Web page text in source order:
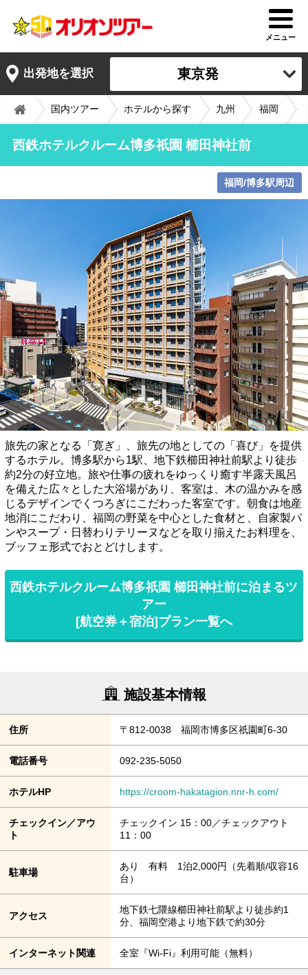
メニュー
出発地を選択 東京発
国内ツアー ホテルから探す 九州 福岡
西鉄ホテルクルーム博多祇園 櫛田神社前
福岡/博多駅周辺
旅先の家となる「寛ぎ」、旅先の地としての「喜び」を提供
するホテル。博多駅から1駅、地下鉄櫛田神社前駅より徒歩
約2分の好立地。旅や仕事の疲れをゆっくり癒す半露天風呂
を備えた広々とした大浴場があり、客室は、木の温かみを感
じるデザインでくつろぎにこだわった客室です。朝食は地産
地消にこだわり、福岡の野菜を中心とした食材と、自家製パ
ンやスープ・日替わりテリーヌなどを取り揃えたお料理を、
ブッフェ形式でおとどけします。
西鉄ホテルクルーム博多祇園 櫛田神社前に泊まるツ
アー
[航空券＋宿泊]プラン一覧へ
施設基本情報
住所 〒812-0038 福岡市博多区祇園町6-30
電話番号 092-235-5050
ホテルHP https://croom-hakatagion.nnr-h.com/
チェックイン／アウ
ト
チェックイン 15：00／チェックアウト
11：00
駐車場
あり 有料 1泊2,000円（先着順/収容16
台）
アクセス
地下鉄七隈線櫛田神社前駅より徒歩約1
分、福岡空港より地下鉄で約30分
インターネット関連 全室『Wi-Fi』利用可能（無料）